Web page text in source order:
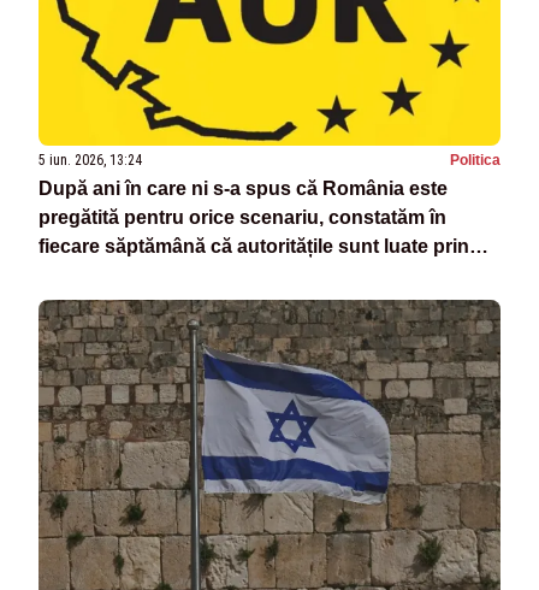
5 iun. 2026, 13:24 Politica
După ani în care ni s-a spus că România este
pregătită pentru orice scenariu, constatăm în
fiecare săptămână că autoritățile sunt luate prin